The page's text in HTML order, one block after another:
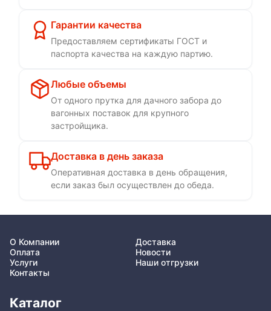
Гарантии качества
Предоставляем сертификаты ГОСТ и
паспорта качества на каждую партию.
Любые объемы
От одного прутка для дачного забора до
вагонных поставок для крупного
застройщика.
Доставка в день заказа
Оперативная доставка в день обращения,
если заказ был осуществлен до обеда.
О Компании
Доставка
Оплата
Новости
Услуги
Наши отгрузки
Контакты
Каталог